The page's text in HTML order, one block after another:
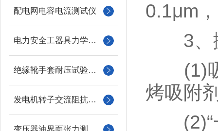
配电网电容电流测试仪
电力安全工器具力学性能试验机
绝缘靴手套耐压试验装置
发电机转子交流阻抗测试仪
0.1μm
3、抛
(1)吸
烤吸附
(2)“